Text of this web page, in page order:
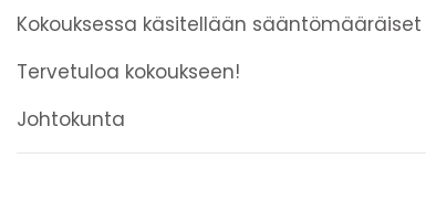
Kokouksessa käsitellään
Tervetuloa kokoukseen!
Johtokunta